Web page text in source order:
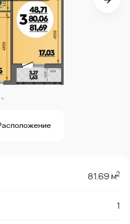
81.69 м2
1